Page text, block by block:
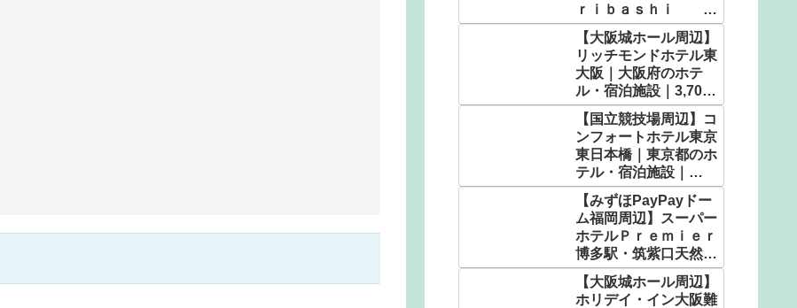
ｒｉｂａｓｈｉ Ｕ
ＳＪ／民泊｜大阪府の
ホテル・宿泊施設｜
5,104円〜
【大阪城ホール周辺】
リッチモンドホテル東
大阪｜大阪府のホテ
ル・宿泊施設｜3,700
円〜
【国立競技場周辺】コ
ンフォートホテル東京
東日本橋｜東京都のホ
テル・宿泊施設｜
5,100円〜
【みずほPayPayドー
ム福岡周辺】スーパー
ホテルＰｒｅｍｉｅｒ
博多駅・筑紫口天然温
泉｜福岡県のホテル・
宿泊施設｜5,050円〜
【大阪城ホール周辺】
ホリデイ・イン大阪難